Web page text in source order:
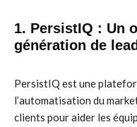
1. PersistIQ : Un
génération de
PersistIQ est une
l’automatisation du
clients pour aider les